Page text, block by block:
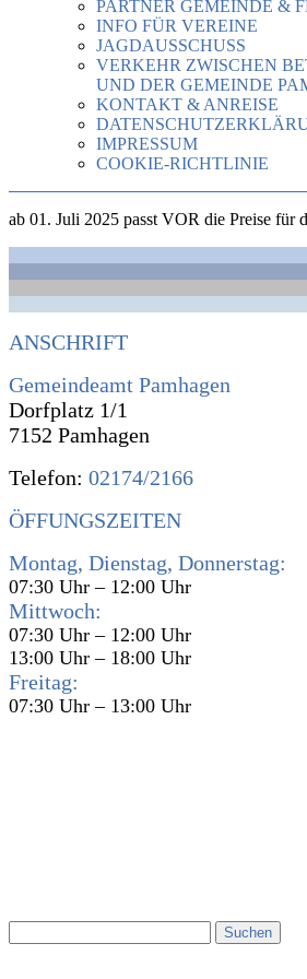
PARTNER GEMEINDE &
INFO FÜR VEREINE
JAGDAUSSCHUSS
VERKEHR ZWISCHEN
UND DER GEMEINDE
KONTAKT & ANREISE
IMPRESSUM
COOKIE-RICHTLINIE
ab 01. Juli 2025 passt VOR die Preise für
ANSCHRIFT
Gemeindeamt Pamhagen
Dorfplatz 1/1
7152 Pamhagen
Telefon: 02174/2166
ÖFFUNGSZEITEN
Montag, Dienstag, Donnerstag:
07:30 Uhr – 12:00 Uhr
Mittwoch:
07:30 Uhr – 12:00 Uhr
13:00 Uhr – 18:00 Uhr
Freitag:
07:30 Uhr – 13:00 Uhr